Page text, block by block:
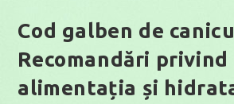
Cod galben de
Recomandări privind
alimentația și